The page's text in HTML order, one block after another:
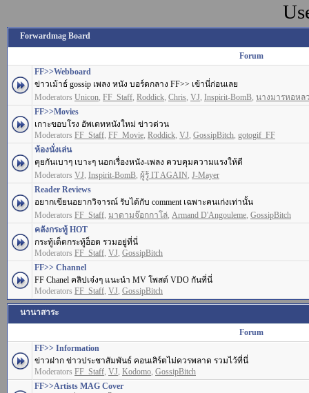
Forwardmag Board
Forum
FF>>Webboard
ข่าวเม้าธ์ gossip เพลง หนัง บอร์ดกลาง FF>> เข้านี่ก่อนเลย
Moderators Unicon, FF_Staff, Roddick, Chris, VJ, Inspirit-BomB, นางมารหอหล
FF>>Movies
เกาะขอบโรง อัพเดทหนังใหม่ ข่าวด่วน
Moderators FF_Staff, FF_Movie, Roddick, VJ, GossipBitch, gotogif_FF
ห้องนั่งเล่น
คุยกันเบาๆ เบาะๆ นอกเรื่องหนัง-เพลง ควบคุมความแรงให้ดี
Moderators VJ, Inspirit-BomB, ผู้รู้ IT AGAIN, J-Mayer
Reader Reviews
อยากเขียนอยากวิจารณ์ รับได้กับ comment เฉพาะคนเก่งเท่านั้น
Moderators FF_Staff, มาดามจ๊อกกาโล่, Armand D'Angouleme, GossipBitch
คลังกระทู้ HOT
กระทู้เด็ดกระทู้ฮ็อต รวมอยู่ที่นี่
Moderators FF_Staff, VJ, GossipBitch
FF>> Channel
FF Chanel คลิปเจ๋งๆ แนะนำ MV โพสต์ VDO กันที่นี่
Moderators FF_Staff, VJ, GossipBitch
นานาสาระ
Forum
FF>> Information
ข่าวฝาก ข่าวประชาสัมพันธ์ คอนเสิร์ตไม่ควรพลาด รวมไว้ที่นี่
Moderators FF_Staff, VJ, Kodomo, GossipBitch
FF>>Artists MAG Cover